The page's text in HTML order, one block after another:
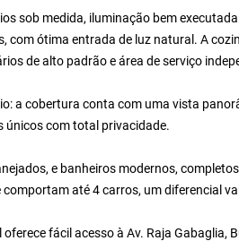
sob medida, iluminação bem
com ótima entrada de luz natural. A
de alto padrão e área de serviço
a cobertura conta com uma vista
únicos com total privacidade.
e banheiros modernos,
até 4 carros, um diferencial
fácil acesso à Av. Raja Gabaglia,